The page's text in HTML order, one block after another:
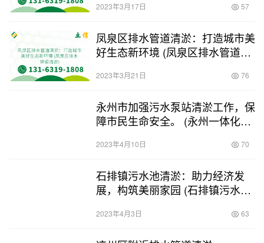
2023年3月17日 57
凤泉区排水管道清淤：打造城市美
好生态新环境 (凤泉区排水管道清
2023年3月21日 76
永州市加强污水泵站清淤工作，保
障市民生命安全。 (永州一体化污
2023年4月10日 70
石排镇污水池清淤：助力经济发
展，构筑美丽家园 (石排镇污水池
2023年4月3日 63